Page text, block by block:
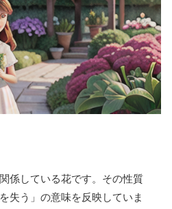
係している花です。その性質
失う」の意味を反映していま